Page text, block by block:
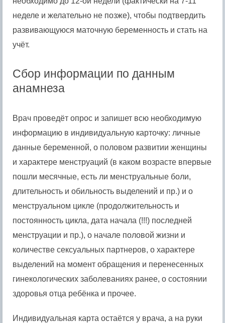
неделе и желательно не позже), чтобы подтвердить
развивающуюся маточную беременность и стать на
учёт.
Сбор информации по данным
анамнеза
Врач проведёт опрос и запишет всю необходимую
информацию в индивидуальную карточку: личные
данные беременной, о половом развитии женщины
и характере менструаций (в каком возрасте впервые
пошли месячные, есть ли менструальные боли,
длительность и обильность выделений и пр.) и о
менструальном цикле (продолжительность и
постоянность цикла, дата начала (!!!) последней
менструации и пр.), о начале половой жизни и
количестве сексуальных партнеров, о характере
выделений на момент обращения и перенесенных
гинекологических заболеваниях ранее, о состоянии
здоровья отца ребёнка и прочее.
Индивидуальная карта остаётся у врача, а на руки